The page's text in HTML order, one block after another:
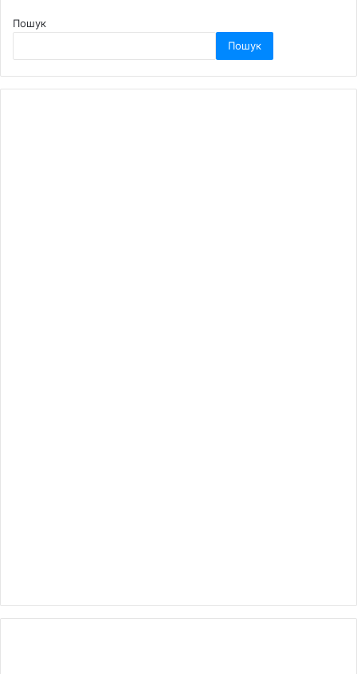
Пошук
Пошук